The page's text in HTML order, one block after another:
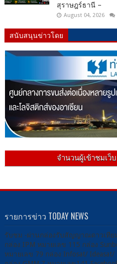
สุราษฎร์ธานี –
August 04, 2026
สนับสนุนข่าวโดย
จำนวนผู้เข้าชมเว็
รายการข่าว TODAY NEWS
รับชม -ผ่านกล่องรับสัญญาณดาวเทีย
กล่อง IPM หมายเลข 115 กล่อง
หมายเลข 79 กล่อง Infosat/